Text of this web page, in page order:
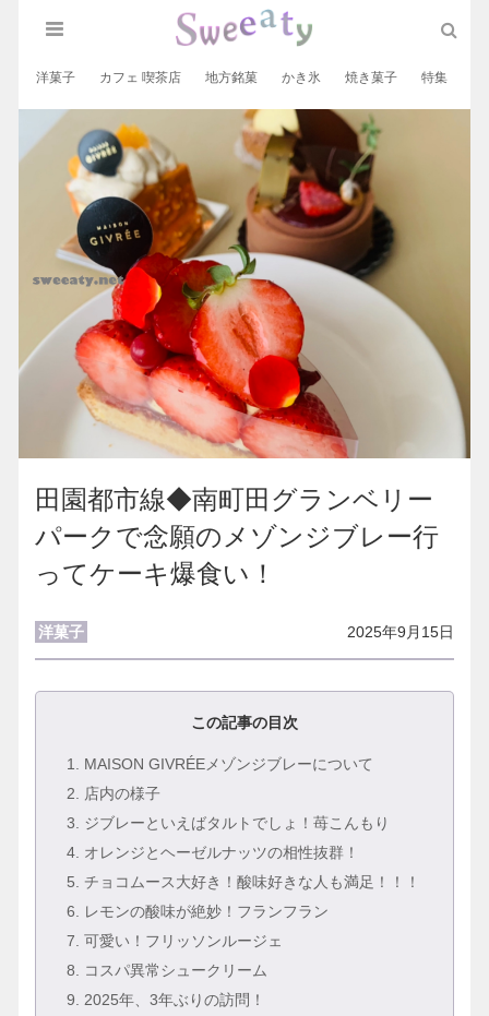
洋菓子 カフェ 喫茶店 地方銘菓 かき氷 焼き菓子 特集
田園都市線◆南町田グランベリー
パークで念願のメゾンジブレー行
ってケーキ爆食い！
洋菓子 2025年9月15日
この記事の目次
1
. MAISON GIVRÉEメゾンジブレーについて
2 . 店内の様子
3 . ジブレーといえばタルトでしょ！苺こんもり
4 . オレンジとヘーゼルナッツの相性抜群！
5 . チョコムース大好き！酸味好きな人も満足！！！
6 . レモンの酸味が絶妙！フランフラン
7 . 可愛い！フリッソンルージェ
8 . コスパ異常シュークリーム
9 . 2025年、3年ぶりの訪問！